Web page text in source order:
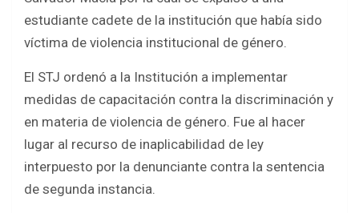
o
k
p
p
estudiante cadete de la institución que había sido
víctima de violencia institucional de género.
El STJ ordenó a la Institución a implementar
medidas de capacitación contra la discriminación y
en materia de violencia de género. Fue al hacer
lugar al recurso de inaplicabilidad de ley
interpuesto por la denunciante contra la sentencia
de segunda instancia.